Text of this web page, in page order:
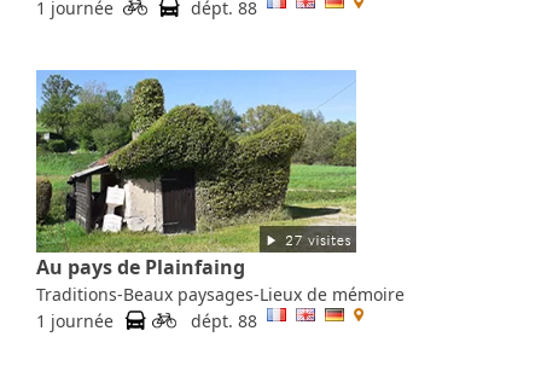
1 journée
dépt. 88
Au pays de Plainfaing
Traditions-Beaux paysages-Lieux de mémoire
1 journée
dépt. 88